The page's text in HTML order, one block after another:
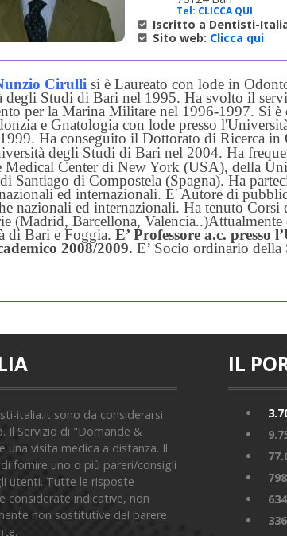
Tel: CLICCA QUI
Iscritto a Dentisti-
Sito web: Clicca qui
Cirulli si è Laureato con lode in
degli Studi di Bari nel 1995. Ha svolto il
per la Marina Militare nel 1996-1997. Si è
e Gnatologia con lode presso
Ha conseguito il Dottorato di Ricerca in
degli Studi di Bari nel 2004. Ha
Medical Center di New York (USA), della
Santiago di Compostela (Spagna). Ha
ed internazionali. E' Autore di
nazionali ed internazionali. Ha tenuto Corsi
(Madrid, Barcellona, Valencia..)Attualmente
di Bari e Foggia. E’ Professore a.c. presso
2008/2009. E’ Socio ordinario
Society of Lingual Orthodontics, della
European Orthodontic Society, della
italia.it sono da considerarsi
Il Servizio di "Domande &
una visita medica a distanza. Il
fornire uno o più pareri/consigli
utenti. Tutte le risposte
considerate indicative, non
non sostitutive del parere
IL
798
634
336